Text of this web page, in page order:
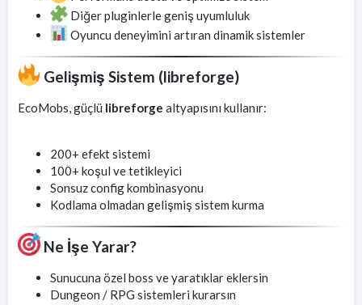
Diğer pluginlerle geniş uyumluluk
Oyuncu deneyimini artıran dinamik sistemler
Gelişmiş Sistem (libreforge)
EcoMobs, güçlü libreforge altyapısını kullanır:
200+ efekt sistemi
100+ koşul ve tetikleyici
Sonsuz config kombinasyonu
Kodlama olmadan gelişmiş sistem kurma
Ne İşe Yarar?
Sunucuna özel boss ve yaratıklar eklersin
Dungeon / RPG sistemleri kurarsın